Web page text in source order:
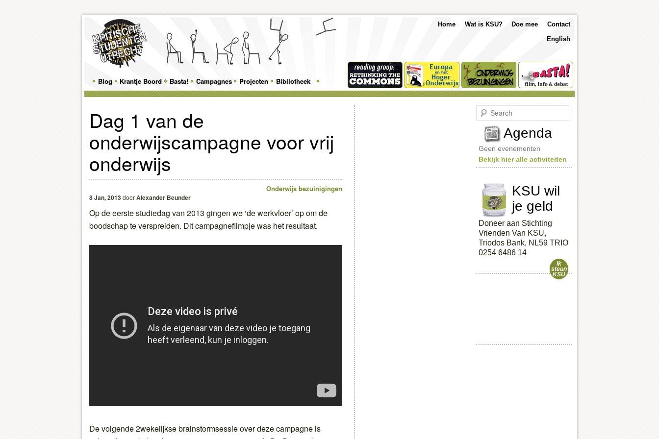
Main
menu
Skip
to
primary
content
Skip
to
secondary
content
Blog Krantje Boord Basta! Campagnes Projecten Bibliotheek
TopSkip
content
Skip
content
Contact
Doe mee
Wat is KSU?
Home
English
Top
Feature
Menu
Skip
to
primary
Skip
to
secondary
Dag 1 van de
onderwijscampagne voor vrij
onderwijs
Onderwijs bezuinigingen
8 Jan, 2013doorAlexander Beunder
Op de eerste studiedag van 2013 gingen we ‘de werkvloer’ op om de
boodschap te verspreiden. Dit campagnefilmpje was het resultaat.
De volgende 2wekelijkse brainstormsessie over deze campagne is
e
c
h
Agenda
Geen evenementen
Bekijk hier alle activiteiten
KSU wil
je geld
Doneer aan Stichting
Vrienden Van KSU,
Triodos Bank, NL59 TRIO
0254 6486 14
Ik
steun
KSU